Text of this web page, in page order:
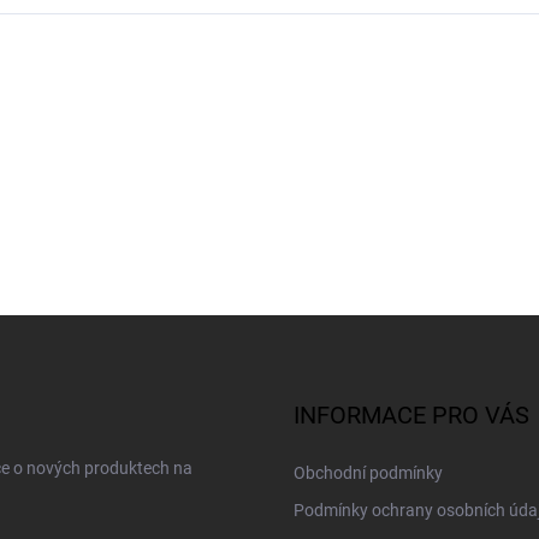
o nových produktech na
INFORMACE PRO VÁS
Obchodní podmínky
Podmínky ochrany osobních